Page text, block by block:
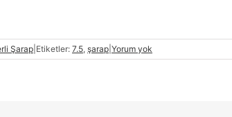
Şarap Etiketler: 7.5, şarap Yorum yok